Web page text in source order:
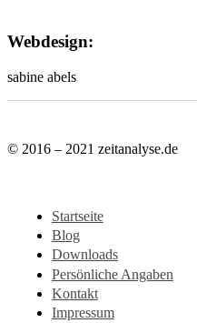
Webdesign:
sabine abels
© 2016 – 2021 zeitanalyse.de
Startseite
Blog
Downloads
Persönliche Angaben
Kontakt
Impressum